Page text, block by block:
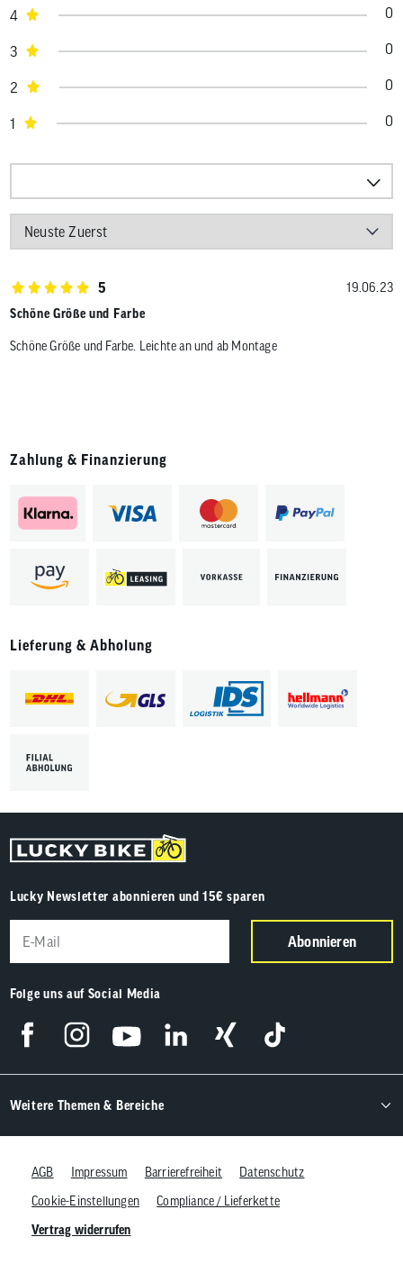
4 0
3 0
2 0
1 0
5
19.06.23
Schöne Größe und Farbe
Schöne Größe und Farbe. Leichte an und ab Montage
Zahlung & Finanzierung
Lieferung & Abholung
Lucky Newsletter abonnieren und 15€ sparen
Abonnieren
Folge uns auf Social Media
Weitere Themen & Bereiche
AGB Impressum Barrierefreiheit
Datenschutz
Cookie-Einstellungen
Compliance / Lieferkette
Vertrag widerrufen